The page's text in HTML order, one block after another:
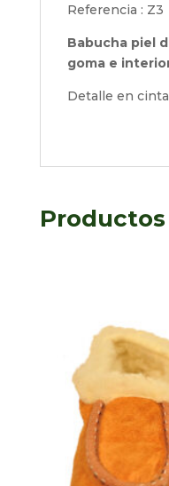
Referencia : Z3
Babucha piel
goma e
Detalle en